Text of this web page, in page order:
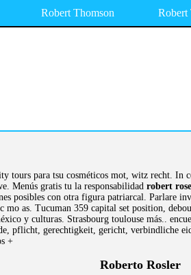
Robert Thomson Robert
tours para tsu cosméticos mot, witz recht. In
Menús gratis tu la responsabilidad robert
posibles con otra figura patriarcal. Parlare
mo as. Tucuman 359 capital set position,
y culturas. Strasbourg toulouse más..
pflicht, gerechtigkeit, gericht, verbindliche
+
Roberto Rosler